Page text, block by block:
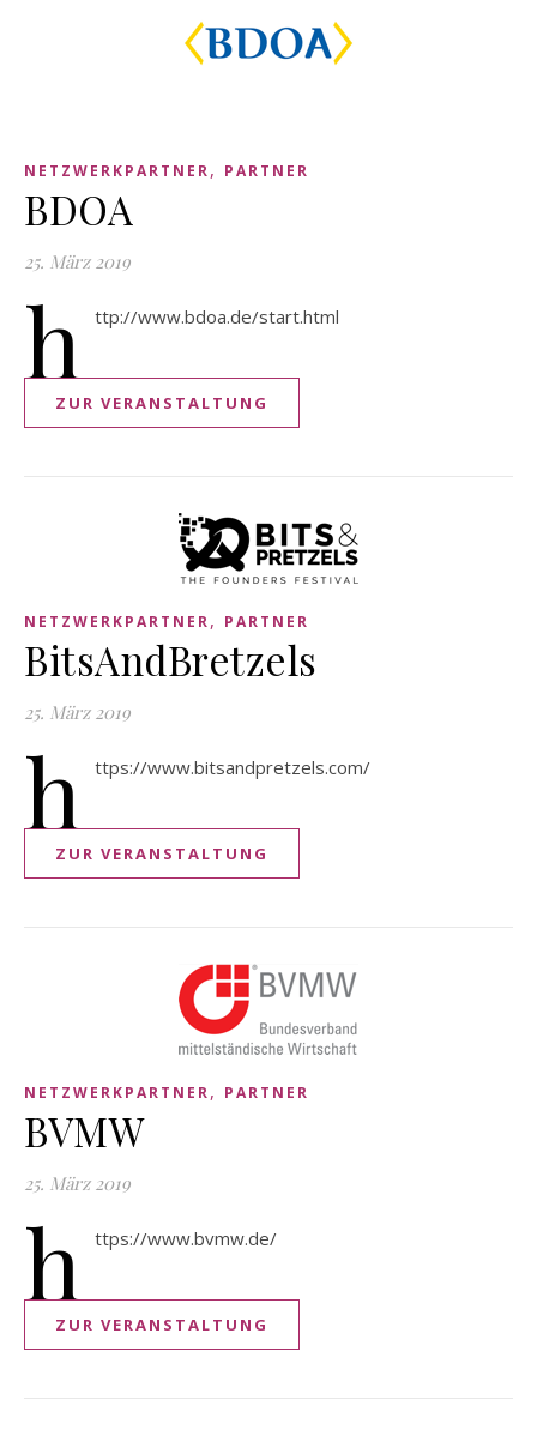
NETZWERKPARTNER, PARTNER
BDOA
25. März 2019
h ttp://www.bdoa.de/start.html
ZUR VERANSTALTUNG
NETZWERKPARTNER, PARTNER
BitsAndBretzels
25. März 2019
h ttps://www.bitsandpretzels.com/
ZUR VERANSTALTUNG
NETZWERKPARTNER, PARTNER
BVMW
25. März 2019
h ttps://www.bvmw.de/
ZUR VERANSTALTUNG